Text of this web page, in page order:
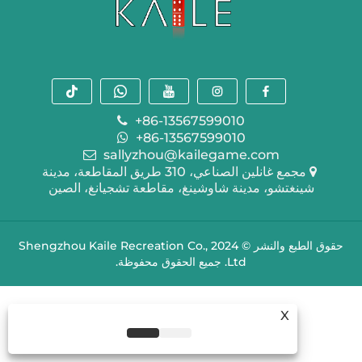
+86-13567599010
+86-13567599010
sallyzhou@kailegame.com
مجمع غانلين الصناعي، 310 طريق المقاطعة، مدينة
شينغتشو، مدينة شاوشينغ، مقاطعة تشجيانغ، الصين
حقوق الطبع والنشر © 2024 Shengzhou Kaile Recreation Co.,
Ltd. جميع الحقوق محفوظة.
X